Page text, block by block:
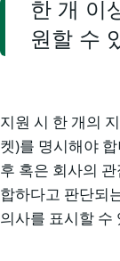
한 개 이
원할 수
지원 시 한 개의
켓)를 명시해야
후 혹은 회사의
합하다고 판단되
의사를 표시할 수